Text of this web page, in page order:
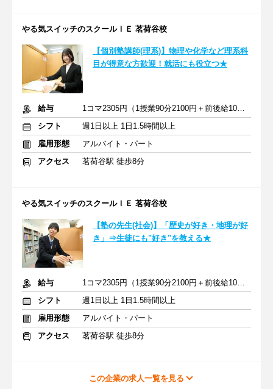
やる気スイッチのスクールＩＥ 茗荷谷校
【個別塾講師(理系)】物理や化学など理系科
目が得意な方歓迎！就活にも役立つ★
給与
1コマ2305円（1授業90分2100円＋前後給10分205円）
シフト
週1日以上 1日1.5時間以上
雇用形態
アルバイト・パート
アクセス
茗荷谷駅 徒歩8分
やる気スイッチのスクールＩＥ 茗荷谷校
【塾の先生(社会)】「歴史が好き・地理が好
き」⇒生徒にも"好き"を教える★
給与
1コマ2305円（1授業90分2100円＋前後給10分205円）
シフト
週1日以上 1日1.5時間以上
雇用形態
アルバイト・パート
アクセス
茗荷谷駅 徒歩8分
この企業の求人一覧を見る